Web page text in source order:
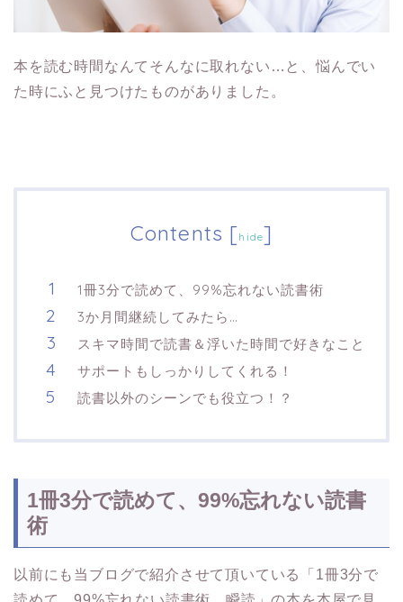
本を読む時間なんてそんなに取れない…と、悩んでい
た時にふと見つけたものがありました。
Contents [hide]
1冊3分で読めて、99%忘れない読書術
3か月間継続してみたら…
スキマ時間で読書＆浮いた時間で好きなこと
サポートもしっかりしてくれる！
読書以外のシーンでも役立つ！？
1冊3分で読めて、99%忘れない読書
術
以前にも当ブログで紹介させて頂いている「1冊3分で